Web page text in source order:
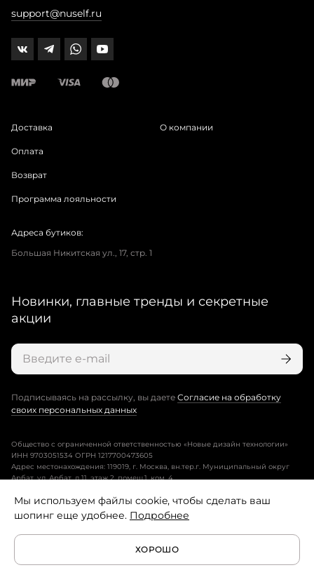
support@nuself.ru
Доставка
Оплата
Возврат
Программа лояльности
О компании
Адреса бутиков:
Большая Никитская ул., 17, стр. 1
Новинки, главные тренды и секретные
акции
Подписываясь на рассылку, вы даете Согласие на обработку
своих персональных данных
Общество с ограниченной ответственностью «Новые дизайн технологии»
ИНН 9703051534 ОГРН 1217700473605
Адрес местонахождения: 119019, г. Москва, вн.тер.г. Муниципальный округ
Арбат, ул. Арбат, д.11, этаж 2, помещ.1, ком. 4.
Пользовательское соглашение
Политика конфиденциальности
Условия программы лояльности
Мы используем файлы cookie, чтобы сделать ваш
шопинг еще удобнее. Подробнее
ХОРОШО